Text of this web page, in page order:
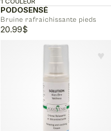
PODOSENSÉ
Bruine rafraichissante pieds
20.99$
♥︎